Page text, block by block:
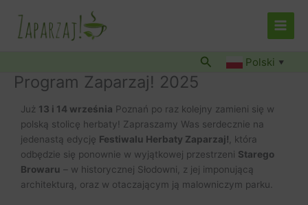
treści
Szukaj Polski ▼
Program Zaparzaj! 2025
Już 13 i 14 września Poznań po raz kolejny zamieni się w
polską stolicę herbaty! Zapraszamy Was serdecznie na
jedenastą edycję Festiwalu Herbaty Zaparzaj! , która
odbędzie się ponownie w wyjątkowej przestrzeni Starego
Browaru – w historycznej Słodowni, z jej imponującą
architekturą, oraz w otaczającym ją malowniczym parku.